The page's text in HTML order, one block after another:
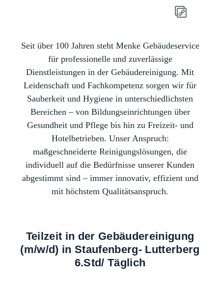
Seit über 100 Jahren steht Menke Gebäudeservice
für professionelle und zuverlässige
Dienstleistungen in der Gebäudereinigung. Mit
Leidenschaft und Fachkompetenz sorgen wir für
Sauberkeit und Hygiene in unterschiedlichsten
Bereichen – von Bildungseinrichtungen über
Gesundheit und Pflege bis hin zu Freizeit- und
Hotelbetrieben. Unser Anspruch:
maßgeschneiderte Reinigungslösungen, die
individuell auf die Bedürfnisse unserer Kunden
abgestimmt sind – immer innovativ, effizient und
mit höchstem Qualitätsanspruch.
Teilzeit in der Gebäudereinigung
(m/w/d) in Staufenberg- Lutterberg
6.Std/ Täglich